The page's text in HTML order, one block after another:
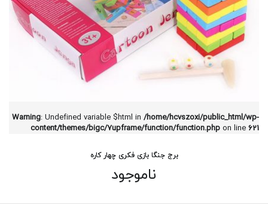
Warning: Undefined variable $html in /home/hcvszoxi/public_html/wp-
content/themes/bigc/7upframe/function/function.php on line 621
برج جنگا بازی فکری چهار کاره
ناموجود